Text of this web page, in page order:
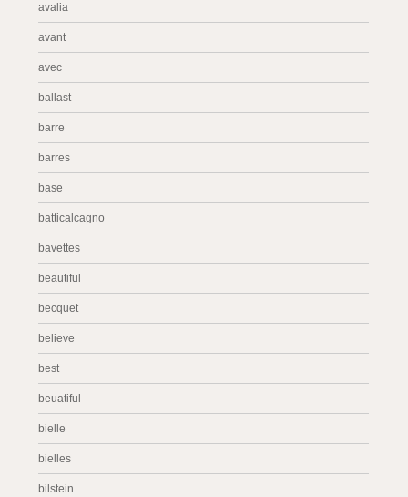
avalia
avant
avec
ballast
barre
barres
base
batticalcagno
bavettes
beautiful
becquet
believe
best
beuatiful
bielle
bielles
bilstein